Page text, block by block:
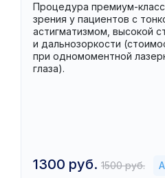
Процедура премиум-
зрения у пациентов с
астигматизмом, высокой
и дальнозоркости
при одномоментной
глаза).
1300 руб. 1500 руб.